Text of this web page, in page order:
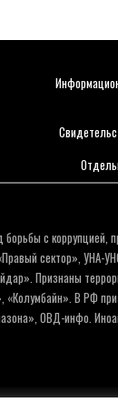
с
сектор», УНА-
Признаны
«Колумбайн». В РФ
ОВД-инфо.